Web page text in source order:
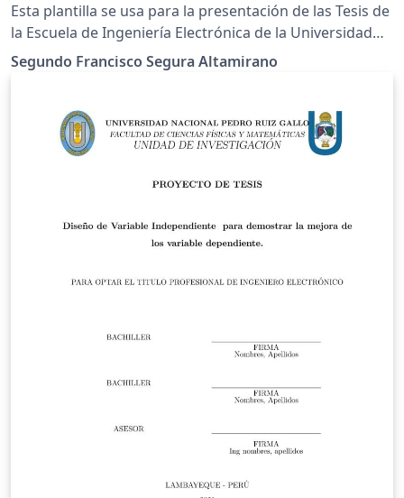
Esta plantilla se usa para la presentación de las Tesis de
la Escuela de Ingeniería Electrónica de la Universidad
Nacional Pedro Ruiz Gallo
Segundo Francisco Segura Altamirano